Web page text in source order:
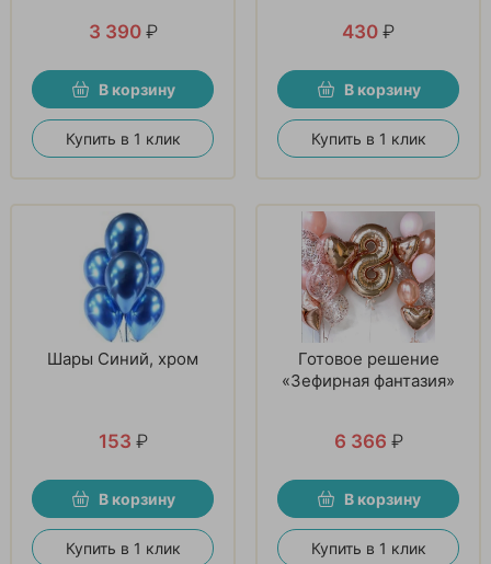
3 390 ₽
В корзину
Купить в 1 клик
430 ₽
В корзину
Купить в 1 клик
Шары Синий, хром
153 ₽
В корзину
Купить в 1 клик
Готовое решение
«Зефирная фантазия»
6 366 ₽
В корзину
Купить в 1 клик